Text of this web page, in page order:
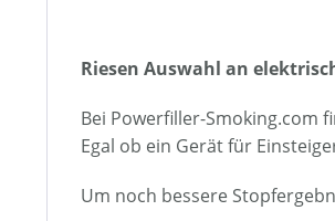
Riesen Auswahl an
Bei Powerfiller-Smoking.com
Egal ob ein Gerät für
Um noch bessere